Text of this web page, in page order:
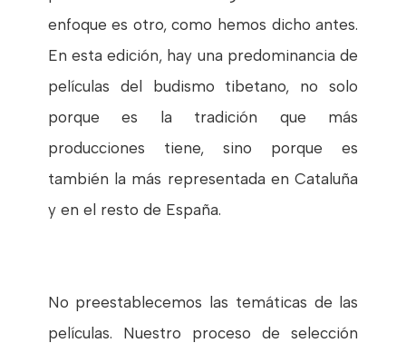
enfoque es otro, como hemos dicho antes.
En esta edición, hay una predominancia de
películas del budismo tibetano, no solo
porque es la tradición que más
producciones tiene, sino porque es
también la más representada en Cataluña
y en el resto de España.
No preestablecemos las temáticas de las
películas. Nuestro proceso de selección